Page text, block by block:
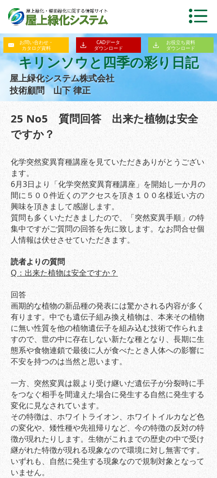
お問い合わせ・
カタログ資料
CADデータ
ダウンロード
お役立ち資料
ダウンロード
キリンソウと四季の彩り日記
屋上緑化システム株式会社
技術顧問 山下 律正
25 No5 質問回答 出来た植物は安全
ですか？
化学突然変異育種講座を見ていただきありがとうござい
ます。
6月3日より「化学突然変異育種講座」を開始し一か月の
間に５００件近くのアクセスを頂き１００名様近い方の
興味を頂きまして感謝します。
質問も多くいただきましたので、「突然変異手順」の特
集中ですがご質問の回答を先に致します。なお問合せ個
人情報は伏せさせていただきます。
読者よりの質問
Q：出来た植物は安全ですか？
回答
画期的な植物の新品種の発表には驚かされる内容が多く
有ります。中でも遺伝子組み換え植物は、本来その植物
に無い性質を他の植物遺伝子を組み込む技術で作られま
すので、世の中に存在しない新たな種となり、長期に生
態系や食物連鎖で最後に人が食べたとき人体への影響に
不安を持つのは当然と思います。
一方、突然変異は親より受け継いだ遺伝子が分裂時に手
をつなぐ相手を間違えた場合に発生する自然に発生する
変化に見なされています。
その特徴は、ホワイトライオン、ホワイトイルカなど色
の変化や、矮性種や先祖帰りなど、今の特徴の反対の特
徴が現れたりします。生物がこれまでの歴史の中で受け
継がれた特徴が現れる現象なので環境に対し無害です。
いずれも、自然に発生する現象なので規制対象となって
いません。